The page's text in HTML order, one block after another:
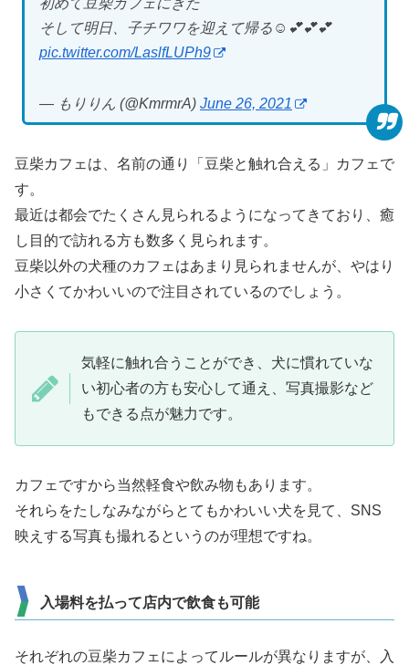
初めて豆柴カフェにきた
そして明日、子チワワを迎えて帰る☺️💕💕💕
pic.twitter.com/LaslfLUPh9
— もりりん (@KmrmrA) June 26, 2021
豆柴カフェは、名前の通り「豆柴と触れ合える」カフェで
す。
最近は都会でたくさん見られるようになってきており、癒
し目的で訪れる方も数多く見られます。
豆柴以外の犬種のカフェはあまり見られませんが、やはり
小さくてかわいいので注目されているのでしょう。
気軽に触れ合うことができ、犬に慣れていな
い初心者の方も安心して通え、写真撮影など
もできる点が魅力です。
カフェですから当然軽食や飲み物もあります。
それらをたしなみながらとてもかわいい犬を見て、SNS
映えする写真も撮れるというのが理想ですね。
入場料を払って店内で飲食も可能
それぞれの豆柴カフェによってルールが異なりますが、入